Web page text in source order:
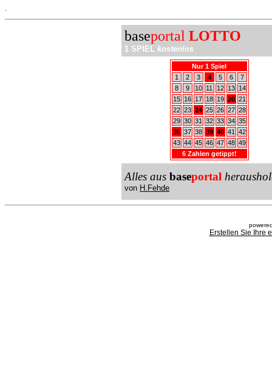
baseportal LOTTO
1 SPIEL kostenlos
Nur 1 Spiel
1
2 3 4 5 6
7
8
9 10 11 12 13
14
15
16 17 18 19 20 21
22 23 24 25 26 27 28
29 30 31 32 33 34 35
36 37 38 39 40 41
42
43 44 45 46 47 48 49
6 Zahlen getippt!
Alles aus baseportal
von H.Fehde
Erstellen Sie Ihre